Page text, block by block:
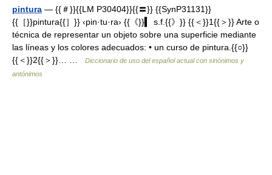
pintura — {{＃}}{{LM P30404}}{{〓}} {{SynP31131}}
{{［}}pintura{{］}} ‹pin·tu·ra› {{《}}▍ s.f.{{》}} {{＜}}1{{＞}} Arte o
técnica de representar un objeto sobre una superficie mediante
las líneas y los colores adecuados: • un curso de pintura.{{○}}
{{＜}}2{{＞}}… …
Diccionario de uso del español actual con sinónimos y
antónimos